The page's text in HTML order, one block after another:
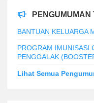
PENGUMUMAN
BANTUAN KELUARGA
PROGRAM IMUNISASI
PENGGALAK
Lihat Semua